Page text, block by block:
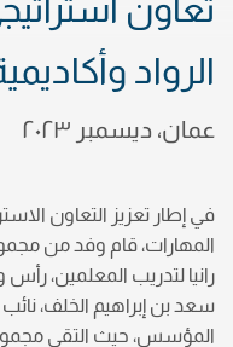
تعاون
الرواد
عمان، ديسمبر ٢٠٢٣
في إطار تعزيز التعاون
المهارات، قام وفد من
رانيا لتدريب المعلمين،
سعد بن إبراهيم الخلف،
المؤسس، حيث التقى